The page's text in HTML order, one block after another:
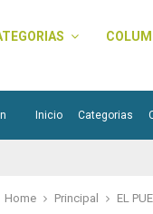
Inicio Categorias
Home Principal EL